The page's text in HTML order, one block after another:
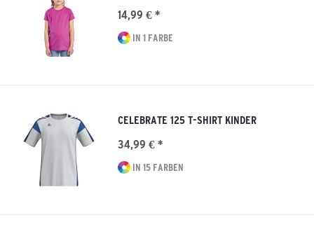
14,99 € *
IN 1 FARBE
CELEBRATE 125 T-SHIRT KINDER
34,99 € *
IN 15 FARBEN